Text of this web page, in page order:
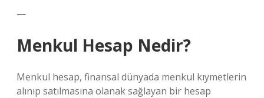
—
Menkul Hesap Nedir?
Menkul hesap, finansal dünyada menkul kıymetlerin
alınıp satılmasına olanak sağlayan bir hesap